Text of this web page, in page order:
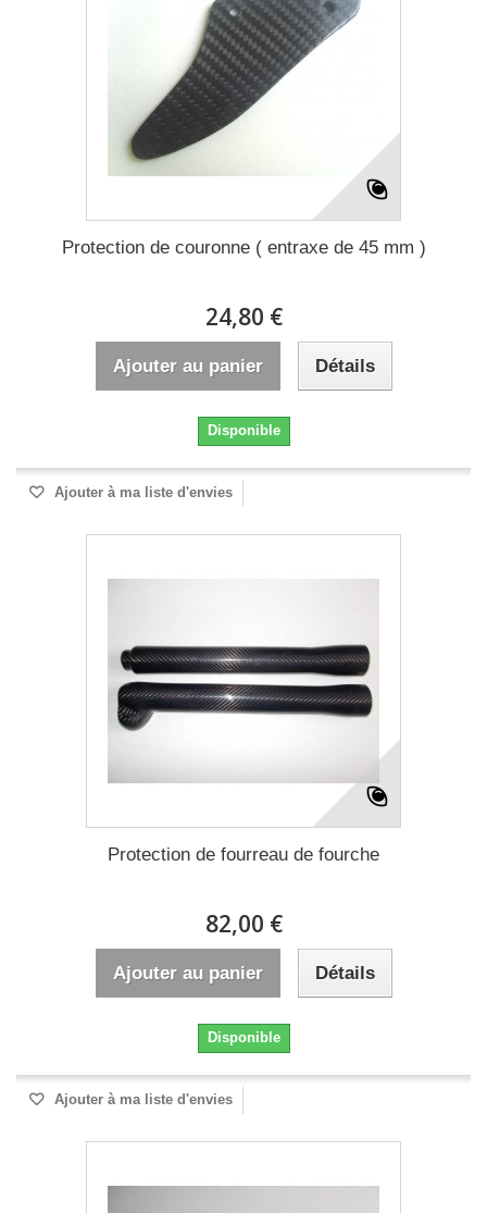
Protection de couronne ( entraxe de 45 mm )
24,80 €
Ajouter au panier Détails
Disponible
Ajouter à ma liste d'envies
Protection de fourreau de fourche
82,00 €
Ajouter au panier Détails
Disponible
Ajouter à ma liste d'envies